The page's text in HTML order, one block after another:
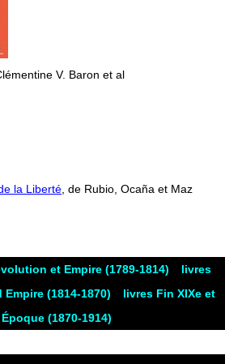
V. Baron et al
la Liberté , de Rubio, Ocaña et Maz
et Empire (1789-1814)
livres
(1814-1870)
livres Fin XIXe et
(1870-1914)